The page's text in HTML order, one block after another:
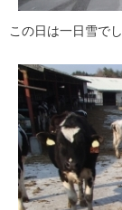
この日は一日雪で